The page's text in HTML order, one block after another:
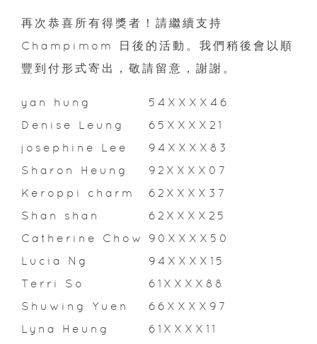
再次恭喜所有得獎者！請繼續支持
Champimom 日後的活動。我們稍後會以順
豐到付形式寄出，敬請留意，謝謝。
yan hung
54XXXX46
Denise Leung
65XXXX21
josephine Lee
94XXXX83
Sharon Heung
92XXXX07
Keroppi charm
62XXXX37
Shan shan
62XXXX25
Catherine Chow
90XXXX50
Lucia Ng
94XXXX15
Terri So
61XXXX88
Shuwing Yuen
66XXXX97
Lyna Heung
61XXXX11